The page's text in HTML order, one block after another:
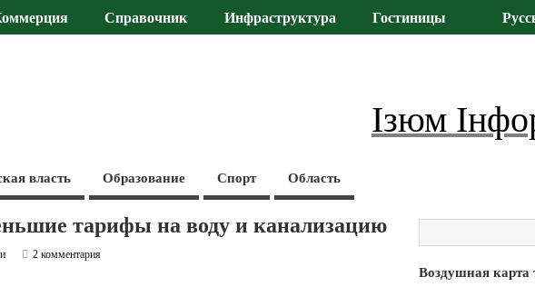
Справочник Инфраструктура Гостиницы
Ізюм
власть Образование Спорт Область
тарифы на воду и канализацию
2 комментария
Воздушная карта